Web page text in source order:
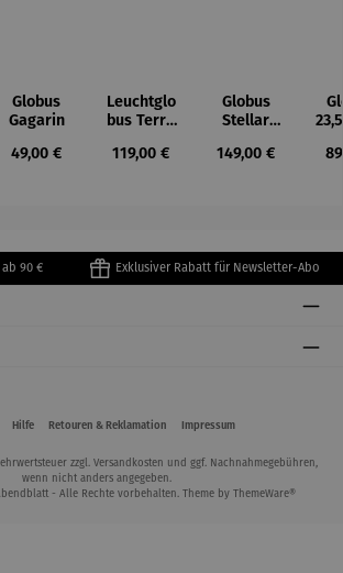
Globus
Gagarin
Regulärer Preis:
49,00 €
Leuchtglo
bus Terra
Regulärer Preis:
119,00 €
Globus
Stellar
Regulärer Preis:
149,00 €
90 € Exklusiver Rabatt für Newsletter-Abo
Hilfe Retouren & Reklamation Impressum
zzgl. Versandkosten und ggf. Nachnahmegebühren,
wenn nicht anders angegeben.
- Alle Rechte vorbehalten. Theme by ThemeWare®